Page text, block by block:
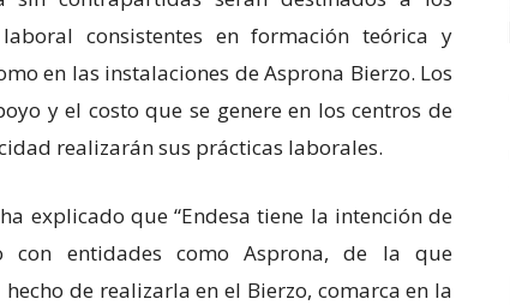
consistentes en formación teórica y
en las instalaciones de Asprona Bierzo. Los
y el costo que se genere en los centros de
realizarán sus prácticas laborales.
explicado que “Endesa tiene la intención de
con entidades como Asprona, de la que
de realizarla en el Bierzo, comarca en la